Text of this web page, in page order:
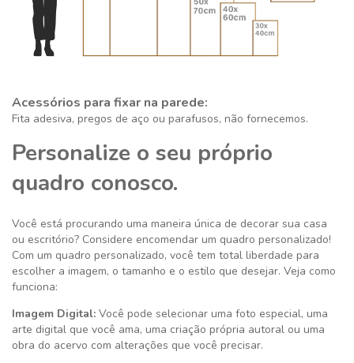
Acessórios para fixar na parede:
Fita adesiva, pregos de aço ou parafusos, não fornecemos.
Personalize o seu próprio
quadro conosco.
Você está procurando uma maneira única de decorar sua casa
ou escritório? Considere encomendar um quadro personalizado!
Com um quadro personalizado, você tem total liberdade para
escolher a imagem, o tamanho e o estilo que desejar. Veja como
funciona:
Imagem Digital: Você pode selecionar uma foto especial, uma
arte digital que você ama, uma criação própria autoral ou uma
obra do acervo com alterações que você precisar.